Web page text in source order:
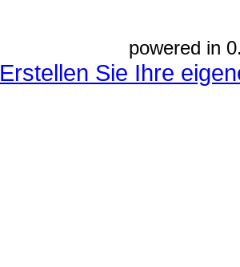
powered in
Erstellen Sie Ihre